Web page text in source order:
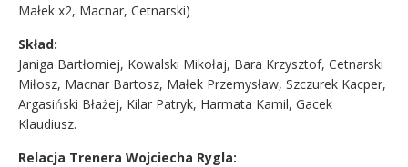
Małek x2, Macnar, Cetnarski)
Skład:
Janiga Bartłomiej, Kowalski Mikołaj, Bara Krzysztof, Cetnarski
Miłosz, Macnar Bartosz, Małek Przemysław, Szczurek Kacper,
Argasiński Błażej, Kilar Patryk, Harmata Kamil, Gacek
Klaudiusz.
Relacja Trenera Wojciecha Rygla: